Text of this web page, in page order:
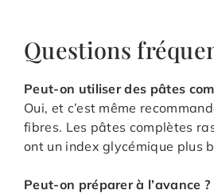
Questions
Peut-on utiliser des pâtes
Oui, et c’est même
fibres. Les pâtes complètes
ont un index glycémique plus
Peut-on préparer à l’avance ?